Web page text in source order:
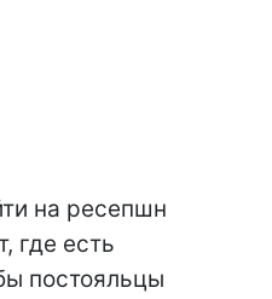
на ресепшн
где есть
постояльцы